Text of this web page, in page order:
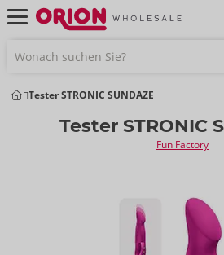
Tester STRONIC SUNDAZE
Tester STRONIC
Fun Factory